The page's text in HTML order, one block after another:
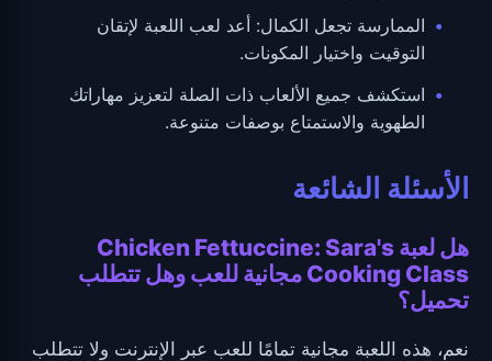
الممارسة تجعل الكمال: أعد لعب اللعبة لإتقان
التوقيت واختيار المكونات.
استكشف جميع الألعاب ذات الصلة لتعزيز مهاراتك
الطهوية والاستمتاع بوصفات متنوعة.
الأسئلة الشائعة
هل لعبة Chicken Fettuccine: Sara's
Cooking Class مجانية للعب وهل تتطلب
تحميل؟
نعم، هذه اللعبة مجانية تمامًا للعب عبر الإنترنت ولا تتطلب